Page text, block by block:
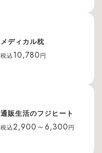
メディカル枕
税込 10,780 円
通販生活のフジヒート
税込2,900～6,300 円